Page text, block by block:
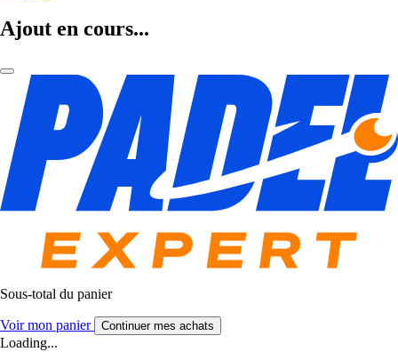
Ajout en cours...
Sous-total du panier
Voir mon panier Continuer mes achats
Loading...